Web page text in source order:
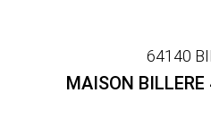
64140
MAISON